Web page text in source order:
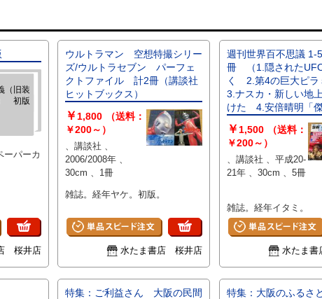
（旧装
初版
ーパーカ
桜井店
ウルトラマン 空想特撮シリー
ズ/ウルトラセブン パーフェ
クトファイル 計2冊（講談社
ヒットブックス）
￥ 1,800
（送料：
￥200～）
、講談社 、
2006/2008年 、
30cm 、1冊
雑誌。経年ヤケ。初版。
水たま書店 桜井店
週刊世界百不思議
冊 （1.隠された
く 2.第4の巨大ピ
3.ナスカ・新しい地
けた 4.安倍晴明「
伝」 5.幻のアトラ
陸はどこだ?）
￥ 1,500
（送料：
￥200～）
、講談社 、平成20-
21年 、30cm 、5冊
雑誌。経年イタミ。
水たま
特集：ご利益さん 大阪の民間
特集：大阪のふるさ